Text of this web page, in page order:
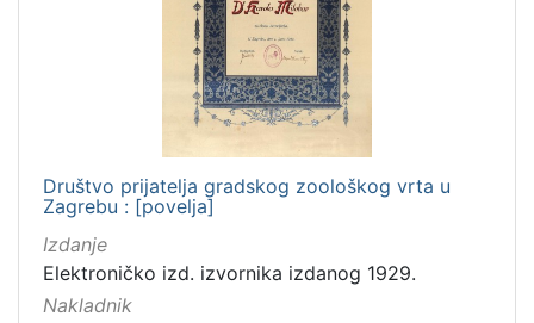
Društvo prijatelja gradskog zoološkog vrta u
Zagrebu : [povelja]
Izdanje
Elektroničko izd. izvornika izdanog 1929.
Nakladnik